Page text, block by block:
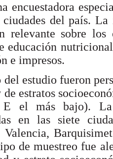
encuestadora
ciudades del país.
relevante sobre
educación
e impresos.
estudio fueron
de estratos
el más bajo). La
en las siete
Valencia,
de muestreo fue